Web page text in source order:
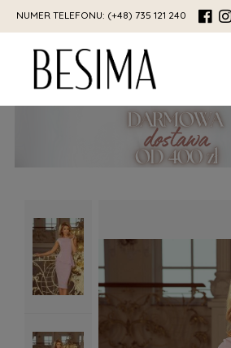
NUMER TELEFONU: (+48) 735 121 240